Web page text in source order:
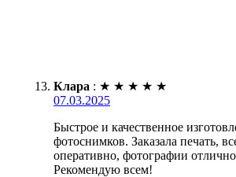
Клара : ★ ★ ★ ★ ★
07.03.2025
Быстрое и качественное
фотоснимков. Заказала печать,
оперативно, фотографии
Рекомендую всем!